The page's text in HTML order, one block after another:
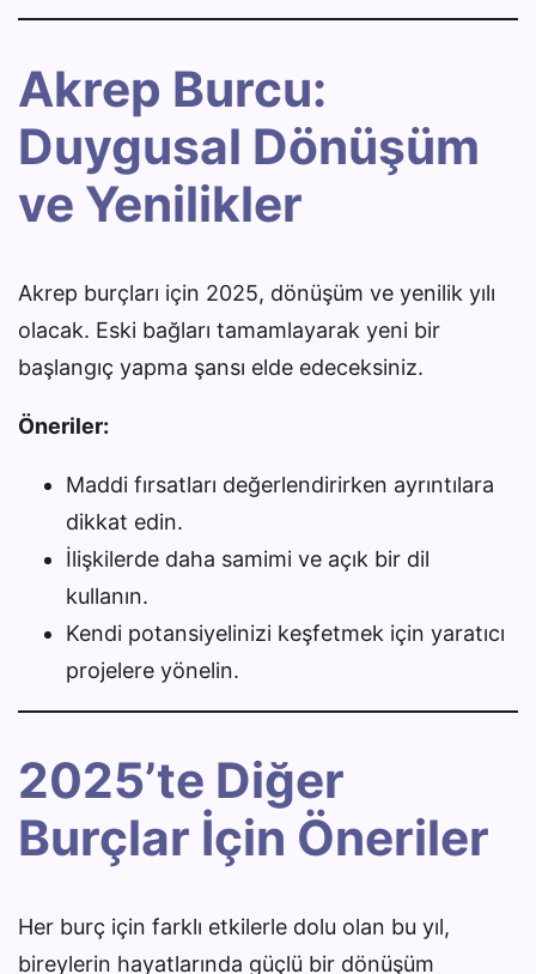
Akrep Burcu:
Duygusal Dönüşüm
ve Yenilikler
Akrep burçları için 2025, dönüşüm ve yenilik yılı
olacak. Eski bağları tamamlayarak yeni bir
başlangıç yapma şansı elde edeceksiniz.
Öneriler:
Maddi fırsatları değerlendirirken ayrıntılara
dikkat edin.
İlişkilerde daha samimi ve açık bir dil
kullanın.
Kendi potansiyelinizi keşfetmek için yaratıcı
projelere yönelin.
2025’te Diğer
Burçlar İçin Öneriler
Her burç için farklı etkilerle dolu olan bu yıl,
bireylerin hayatlarında güçlü bir dönüşüm